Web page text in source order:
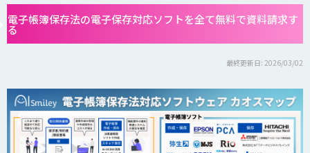
電子帳簿保存法の電子保存対応ソフトを全て無料で資料請求す
る
最終更新日: 2026/03/02